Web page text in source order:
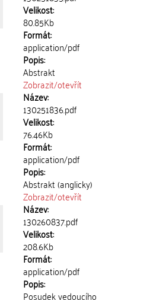
Velikost:
80.85Kb
Formát:
application/pdf
Popis:
Abstrakt
Zobrazit/otevřít
Název:
130251836.pdf
Velikost:
76.46Kb
Formát:
application/pdf
Popis:
Abstrakt (anglicky)
Zobrazit/otevřít
Název:
130260837.pdf
Velikost:
208.6Kb
Formát:
application/pdf
Popis:
Posudek vedoucího